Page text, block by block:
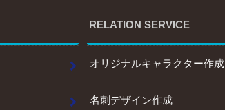
RELATION SERVICE
オリジナルキャラクター作成
名刺デザイン作成